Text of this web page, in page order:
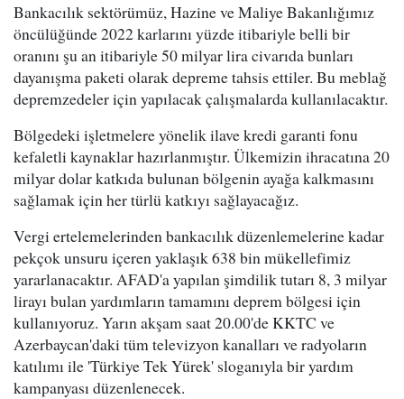
Bankacılık sektörümüz, Hazine ve Maliye Bakanlığımız
öncülüğünde 2022 karlarını yüzde itibariyle belli bir
oranını şu an itibariyle 50 milyar lira civarıda bunları
dayanışma paketi olarak depreme tahsis ettiler. Bu meblağ
depremzedeler için yapılacak çalışmalarda kullanılacaktır.
Bölgedeki işletmelere yönelik ilave kredi garanti fonu
kefaletli kaynaklar hazırlanmıştır. Ülkemizin ihracatına 20
milyar dolar katkıda bulunan bölgenin ayağa kalkmasını
sağlamak için her türlü katkıyı sağlayacağız.
Vergi ertelemelerinden bankacılık düzenlemelerine kadar
pekçok unsuru içeren yaklaşık 638 bin mükellefimiz
yararlanacaktır. AFAD'a yapılan şimdilik tutarı 8, 3 milyar
lirayı bulan yardımların tamamını deprem bölgesi için
kullanıyoruz. Yarın akşam saat 20.00'de KKTC ve
Azerbaycan'daki tüm televizyon kanalları ve radyoların
katılımı ile 'Türkiye Tek Yürek' sloganıyla bir yardım
kampanyası düzenlenecek.